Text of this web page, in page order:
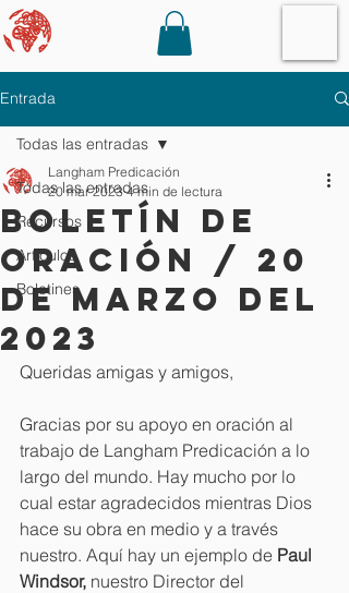
Entrada
Todas las entradas
Recursos
Artículos
Boletines
Todas las entradas
Boletín de
oración / 20
de marzo del
2023
Langham Predicación
20 mar 2023 4 min de lectura
Queridas amigas y amigos,
Gracias por su apoyo en oración al
trabajo de Langham Predicación a lo
largo del mundo. Hay mucho por lo
cual estar agradecidos mientras Dios
hace su obra en medio y a través
nuestro. Aquí hay un ejemplo de Paul
Windsor, nuestro Director del